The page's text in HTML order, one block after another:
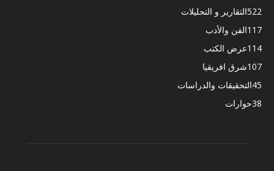
التقارير و التحليلات522
الفن والأدب117
عرض الكتب114
شرق افريقيا107
التحقيقات والدراسات45
حوارات38